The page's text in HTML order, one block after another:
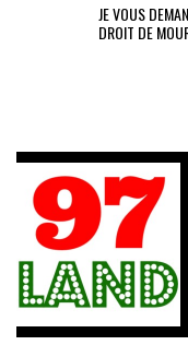
JE VOUS
DROIT DE